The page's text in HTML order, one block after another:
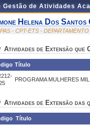
Gestão de Atividades
Helena Dos Santos
- CPT-ETS -
Atividades de Extensão que
Título
PROGRAMA MULHERES
Atividades de Extensão das
Título